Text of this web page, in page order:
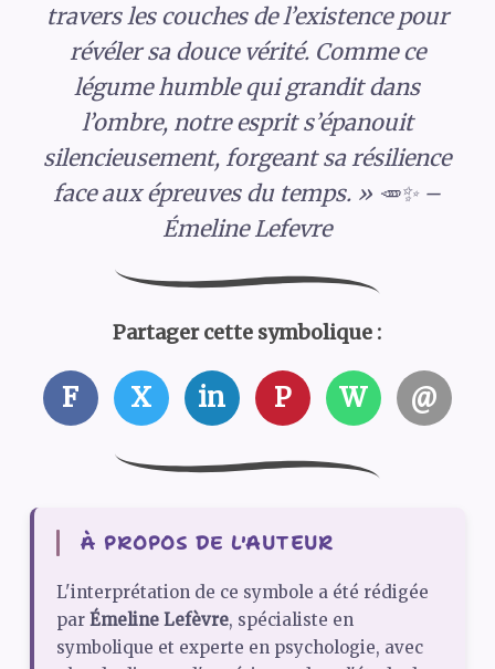
travers les couches de l’existence pour
révéler sa douce vérité. Comme ce
légume humble qui grandit dans
l’ombre, notre esprit s’épanouit
silencieusement, forgeant sa résilience
face aux épreuves du temps. » 🥕✨ –
Émeline Lefevre
Partager cette symbolique :
F X in P W @
À PROPOS DE L'AUTEUR
L'interprétation de ce symbole a été rédigée
par Émeline Lefèvre, spécialiste en
symbolique et experte en psychologie, avec